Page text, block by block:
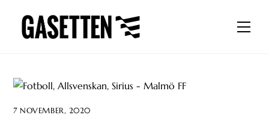
content
7 NOVEMBER, 2020